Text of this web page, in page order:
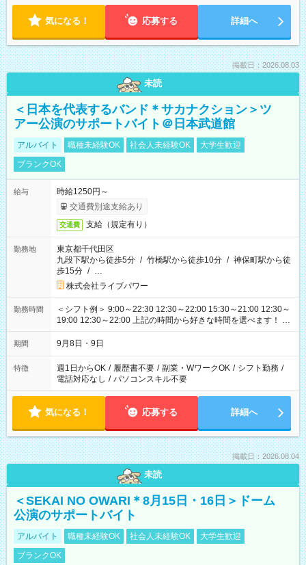
気になる！ 応募する 詳細へ
掲載日：2026.08.03
未読
＜日本を代表するバンド＊サカナクション＞ツ
アー公演のサポートバイト＠日本武道館
アルバイト 職種未経験OK 社会人未経験OK
大学生歓迎
ブランクOK
給与
時給1250円～
交通費別途支給あり
交通費 支給（規定有り）
勤務地
東京都千代田区
九段下駅から徒歩5分 / 竹橋駅から徒歩10分 / 神保町駅から徒
歩15分 / …
株式会社ライブパワー
勤務時間
＜シフト例＞ 9:00～22:30 12:30～22:00 15:30～21:00 12:30～
19:00 12:30～22:00 上記の時間から好きな時間を選べます！ ※
時間は変更となる可能性があります
期間 9月8日・9日
特徴 週1日からOK / 履歴書不要 / 副業・WワークOK / シフト勤務 /
電話対応なし / パソコンスキル不要
気になる！ 応募する 詳細へ
掲載日：2026.08.04
未読
＜SEKAI NO OWARI＊8月15日・16日＞ドーム
公演のサポートバイト
アルバイト 職種未経験OK 社会人未経験OK
大学生歓迎
ブランクOK